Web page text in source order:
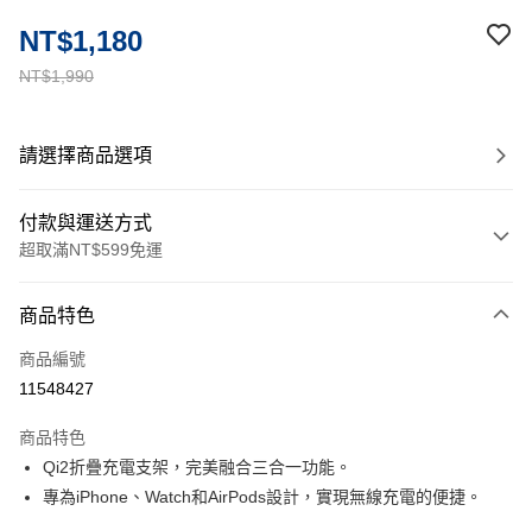
NT$1,990
NT$1,180
請選擇商品選項
付款與運送方式
超取滿NT$599免運
信用卡一次付款
超商取貨付款
Apple Pay
街口支付
商品特色
商品編號
11548427
商品特色
Qi2折疊充電支架，完美融合三合一功能。
專為iPhone、Watch和AirPods設計，實現無線充電的便捷。